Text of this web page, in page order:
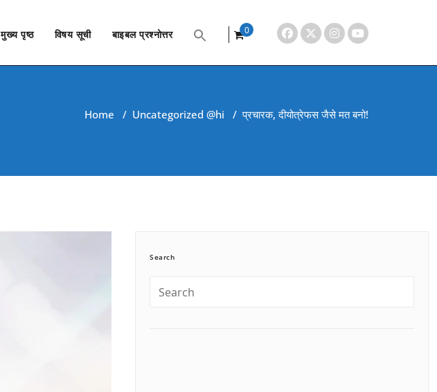
मुख्य पृष्ठ विषय सूची बाइबल प्रश्नोत्तर
0
Home / Uncategorized @hi /प्रचारक, दीयोत्रेफस जैसे मत बनो!
Search